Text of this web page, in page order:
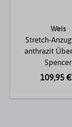
Weis
Stretch-
anthrazit
Spencer
109,95